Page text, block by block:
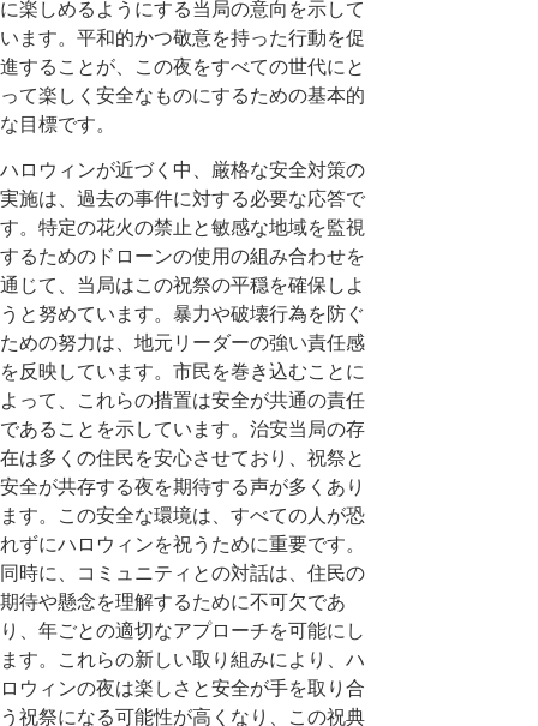
に楽しめるようにする当局の意向を示して
います。平和的かつ敬意を持った行動を促
進することが、この夜をすべての世代にと
って楽しく安全なものにするための基本的
な目標です。
ハロウィンが近づく中、厳格な安全対策の
実施は、過去の事件に対する必要な応答で
す。特定の花火の禁止と敏感な地域を監視
するためのドローンの使用の組み合わせを
通じて、当局はこの祝祭の平穏を確保しよ
うと努めています。暴力や破壊行為を防ぐ
ための努力は、地元リーダーの強い責任感
を反映しています。市民を巻き込むことに
よって、これらの措置は安全が共通の責任
であることを示しています。治安当局の存
在は多くの住民を安心させており、祝祭と
安全が共存する夜を期待する声が多くあり
ます。この安全な環境は、すべての人が恐
れずにハロウィンを祝うために重要です。
同時に、コミュニティとの対話は、住民の
期待や懸念を理解するために不可欠であ
り、年ごとの適切なアプローチを可能にし
ます。これらの新しい取り組みにより、ハ
ロウィンの夜は楽しさと安全が手を取り合
う祝祭になる可能性が高くなり、この祝典